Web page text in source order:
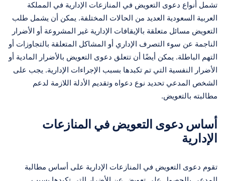
تشمل أنواع دعوى التعويض في المنازعات الإدارية في المملكة
العربية السعودية العديد من الحالات المختلفة. يمكن أن يشمل طلب
التعويض مسائل متعلقة بالإيقافات الإدارية غير المشروعة أو الأضرار
الناجمة عن سوء التصرف الإداري أو المشاكل المتعلقة بالتجاوزات أو
التهم الباطلة. يمكن أيضًا أن تتعلق دعوى التعويض بالأضرار المادية أو
الأضرار النفسية التي تم تكبدها بسبب الإجراءات الإدارية. يجب على
الشخص المدعي تحديد نوع دعواه وتقديم الأدلة اللازمة لدعم
مطالبته بالتعويض.
أساس دعوى التعويض في المنازعات
الإدارية
تقوم دعوى التعويض في المنازعات الإدارية على أساس مطالبة